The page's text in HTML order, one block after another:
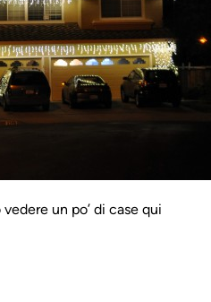
un po’ di case qui